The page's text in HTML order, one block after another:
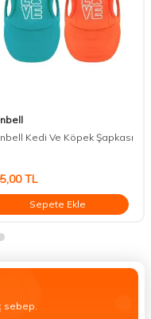
Kedi Ve Köpek Şapkası
TL
Sepete Ekle
sebep.